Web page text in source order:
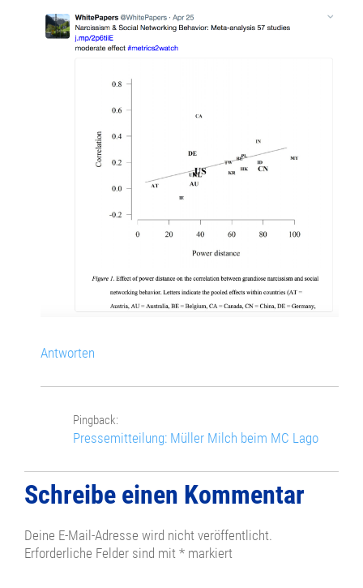
Antworten
Pingback:
Pressemitteilung: Müller Milch beim MC Lago
Schreibe einen Kommentar
Deine E-Mail-Adresse wird nicht veröffentlicht.
Erforderliche Felder sind mit * markiert